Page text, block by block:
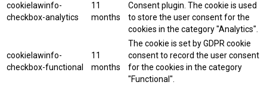
cookielawinfo-
checkbox-analytics
11
months
Consent plugin. The cookie is used
to store the user consent for the
cookies in the category "Analytics".
cookielawinfo-
checkbox-functional
11
months
The cookie is set by GDPR cookie
consent to record the user consent
for the cookies in the category
"Functional".